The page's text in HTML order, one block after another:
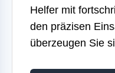
Helfer mit
den präzisen
überzeugen Sie